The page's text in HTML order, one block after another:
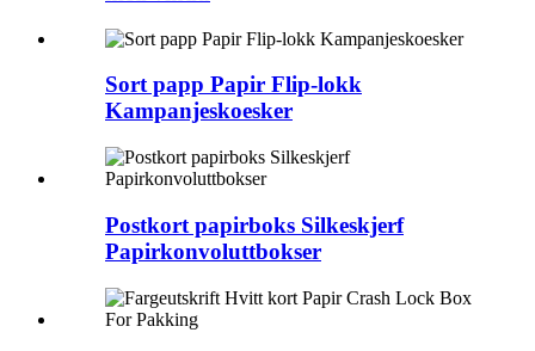
Sort papp Papir Flip-lokk
Kampanjeskoesker
Postkort papirboks Silkeskjerf
Papirkonvoluttbokser